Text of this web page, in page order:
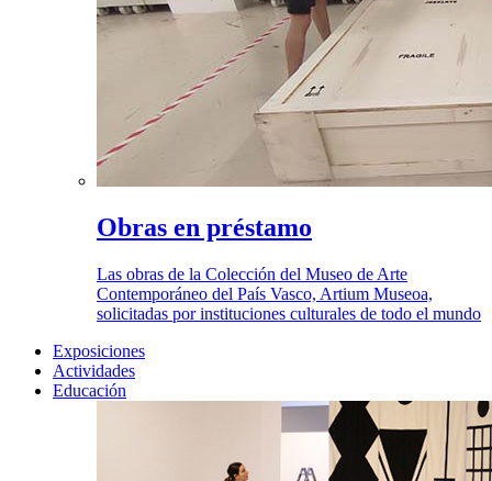
Obras en préstamo
Las obras de la Colección del Museo de Arte
Contemporáneo del País Vasco, Artium Museoa,
solicitadas por instituciones culturales de todo el mundo
Exposiciones
Actividades
Educación